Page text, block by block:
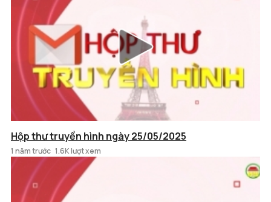
Hộp thư truyền hình ngày 25/05/2025
1 năm trước 1.6K lượt xem